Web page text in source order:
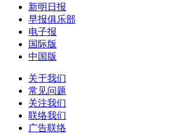
新明日报
早报俱乐部
电子报
国际版
中国版
关于我们
常见问题
关注我们
联络我们
广告联络